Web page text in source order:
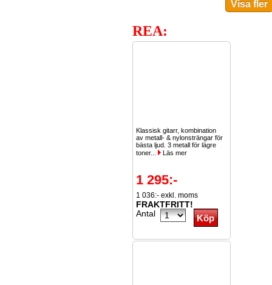
REA:
Klassisk gitarr, kombination
av metall- & nylonsträngar för
bästa ljud. 3 metall för lägre
toner...
Läs mer
1 295:-
1 036:- exkl. moms
FRAKTFRITT!
Antal